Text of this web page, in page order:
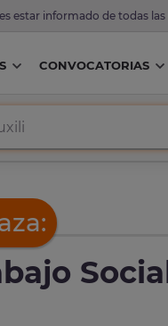
estar informado de todas
CONVOCATORIAS